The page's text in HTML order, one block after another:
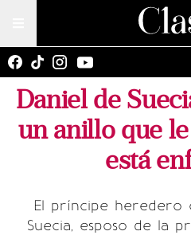
Daniel de
un anillo que
está
El príncipe heredero
Suecia, esposo de la